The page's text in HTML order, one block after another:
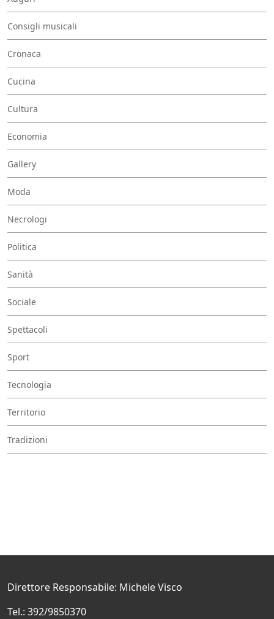
Consigli musicali
Cronaca
Cucina
Cultura
Economia
Gallery
Moda
Necrologi
Politica
Sanità
Sociale
Spettacoli
Sport
Tecnologia
Territorio
Tradizioni
Direttore Responsabile: Michele Visco
Tel.: 392/9850370